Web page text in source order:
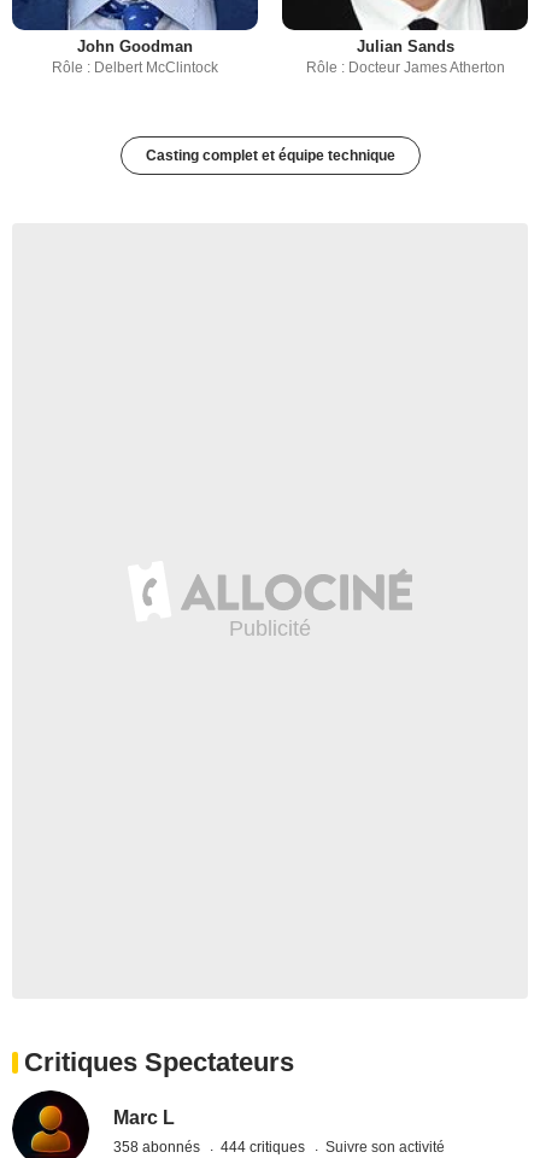
John Goodman
Rôle : Delbert McClintock
Julian Sands
Rôle : Docteur James Atherton
Casting complet et équipe technique
Critiques Spectateurs
Marc L
358 abonnés 444 critiques Suivre son activité